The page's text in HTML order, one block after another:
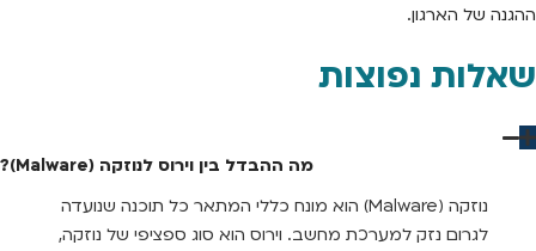
ההגנה של הארגון.
שאלות נפוצות
מה ההבדל בין וירוס לנוזקה (Malware)?
נוזקה (Malware) הוא מונח כללי המתאר כל תוכנה שנועדה
לגרום נזק למערכת מחשב. וירוס הוא סוג ספציפי של נוזקה,